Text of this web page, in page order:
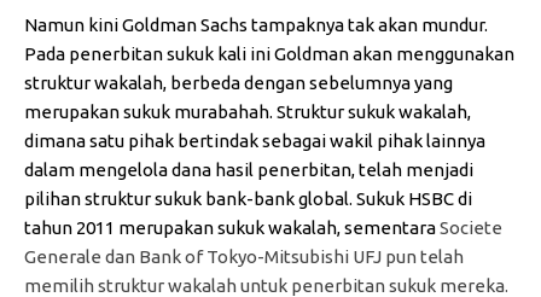
Namun kini Goldman Sachs tampaknya tak akan mundur.
Pada penerbitan sukuk kali ini Goldman akan menggunakan
struktur wakalah, berbeda dengan sebelumnya yang
merupakan sukuk murabahah. Struktur sukuk wakalah,
dimana satu pihak bertindak sebagai wakil pihak lainnya
dalam mengelola dana hasil penerbitan, telah menjadi
pilihan struktur sukuk bank-bank global. Sukuk HSBC di
tahun 2011 merupakan sukuk wakalah, sementaraSociete
Generale dan Bank of Tokyo-Mitsubishi UFJ pun telah
memilih struktur wakalah untuk penerbitan sukuk mereka.